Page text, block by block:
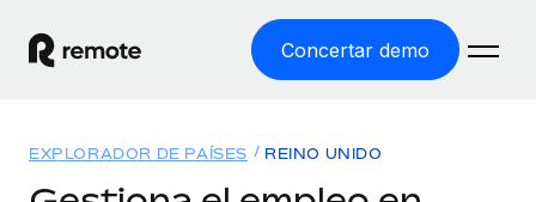
Concertar demo
EXPLORADOR DE PAÍSES REINO UNIDO